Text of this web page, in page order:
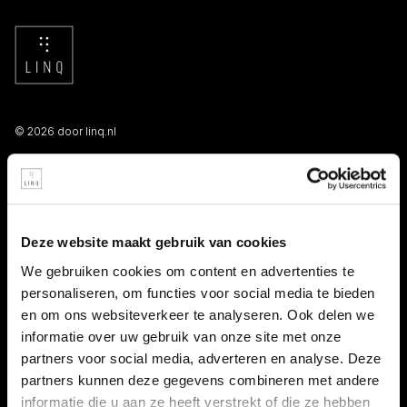
Deze website maakt gebruik van cookies
We gebruiken cookies om content en advertenties te
personaliseren, om functies voor social media te bieden
en om ons websiteverkeer te analyseren. Ook delen we
informatie over uw gebruik van onze site met onze
partners voor social media, adverteren en analyse. Deze
partners kunnen deze gegevens combineren met andere
informatie die u aan ze heeft verstrekt of die ze hebben
© 2026 door linq.nl
LINKS
Persooneelsgids uitzendkrachten
Antidiscriminatiebeleid
Klacht indienen